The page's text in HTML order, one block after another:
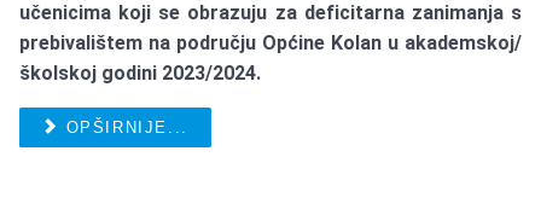
učenicima koji se obrazuju za deficitarna zanimanja s
prebivalištem na području Općine Kolan u akademskoj/
školskoj godini 2023/2024.
OPŠIRNIJE...